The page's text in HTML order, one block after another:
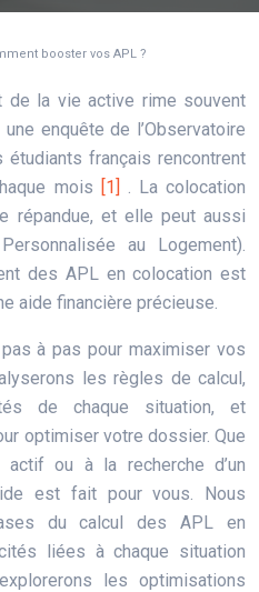
booster vos APL ?
de la vie active rime souvent
enquête de l’Observatoire
français rencontrent
mois [1]
. La colocation
répandue, et elle peut aussi
au Logement).
des APL en colocation est
aide financière précieuse.
à pas pour maximiser vos
les règles de calcul,
de chaque situation, et
optimiser votre dossier. Que
ou à la recherche d’un
est fait pour vous. Nous
du calcul des APL en
liées à chaque situation
les optimisations